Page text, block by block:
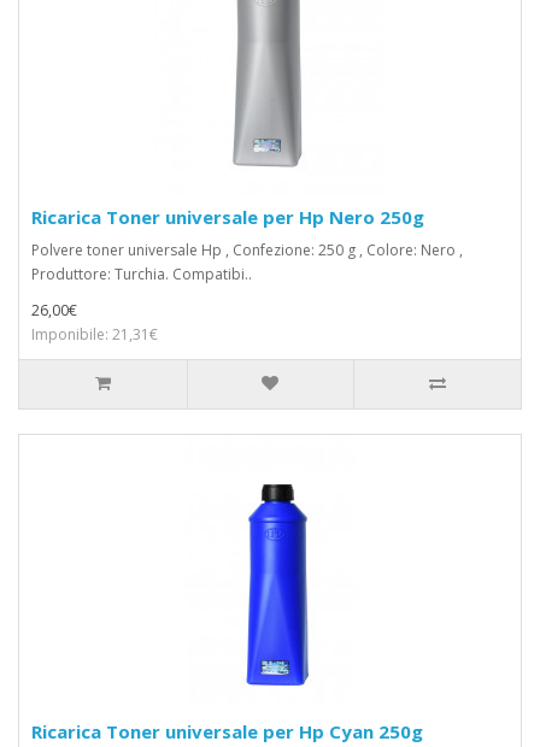
Ricarica Toner universale per Hp Nero 250g
Polvere toner universale Hp , Confezione: 250 g , Colore: Nero ,
Produttore: Turchia. Compatibi..
26,00€
Imponibile: 21,31€
Ricarica Toner universale per Hp Cyan 250g